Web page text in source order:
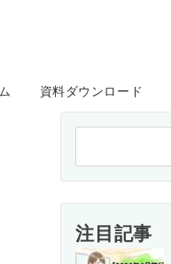
資料ダウンロード
注目記事